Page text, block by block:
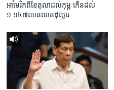
អាមេរិក​ពី​ខែ​តុលា​ដល់​កុម្ភៈ​កើន​ដល់​
១.១៤៧​លានលាន​ដុល្លារ